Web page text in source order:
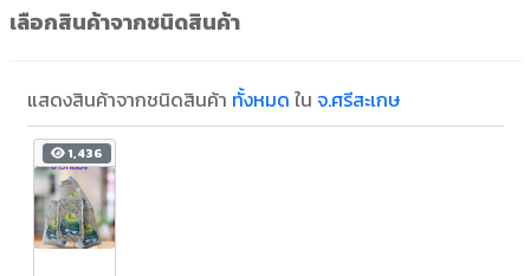
เลือกสินค้าจากชนิดสินค้า
แสดงสินค้าจากชนิดสินค้า ทั้งหมด ใน จ.ศรีสะเกษ
1,436